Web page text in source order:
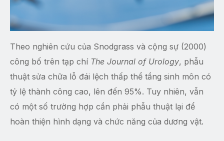
Theo nghiên cứu của Snodgrass và cộng sự (2000)
công bố trên tạp chí The Journal of Urology, phẫu
thuật sửa chữa lỗ đái lệch thấp thể tầng sinh môn có
tỷ lệ thành công cao, lên đến 95%. Tuy nhiên, vẫn
có một số trường hợp cần phải phẫu thuật lại để
hoàn thiện hình dạng và chức năng của dương vật.